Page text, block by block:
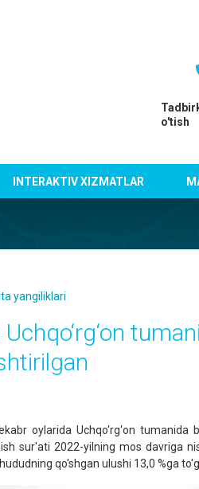
o'tish
INTERAKTIV XIZMATLAR
yangiliklari
oylarida Uchqo‘rg‘on
sur'ati 2022-yilning mos davriga
qo'shgan ulushi 13,0 %ga